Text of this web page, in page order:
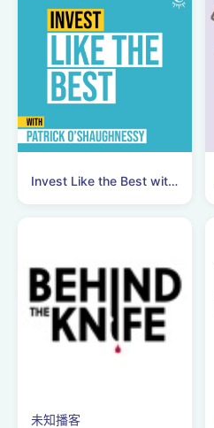
恐...
Invest Like the Best with Patrick O'Shaughnessy
未知播客